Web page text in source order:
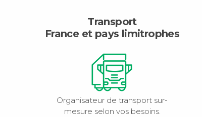
Transport
France et pays limitrophes
Organisateur de transport sur-
mesure selon vos besoins.